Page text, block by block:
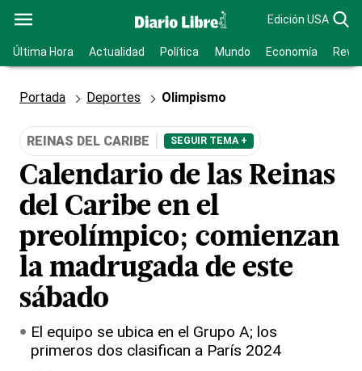
Edición USA
Última Hora Actualidad Política Mundo Economía
Portada Deportes Olimpismo
REINAS DEL CARIBE SEGUIR TEMA +
Calendario de las Reinas
del Caribe en el
preolímpico; comienzan
la madrugada de este
sábado
El equipo se ubica en el Grupo A; los
primeros dos clasifican a París 2024